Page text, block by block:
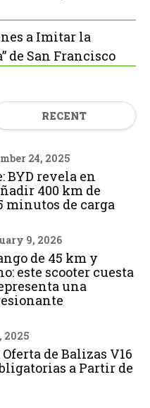
a Imitar la
de San Francisco
RECENT
24, 2025
BYD revela en
400 km de
minutos de carga
9, 2026
de 45 km y
este scooter cuesta
una
2025
de Balizas V16
a Partir de